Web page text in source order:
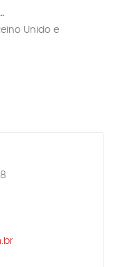
Unido e